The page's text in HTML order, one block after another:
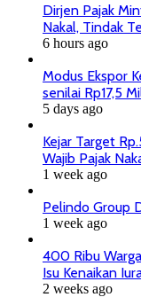
Dirjen Pajak
Nakal, Tindak
6 hours ago
Modus Ekspor
senilai Rp17,5
5 days ago
Kejar Target
Wajib Pajak
1 week ago
Pelindo Group
1 week ago
400 Ribu
Isu Kenaikan
2 weeks ago